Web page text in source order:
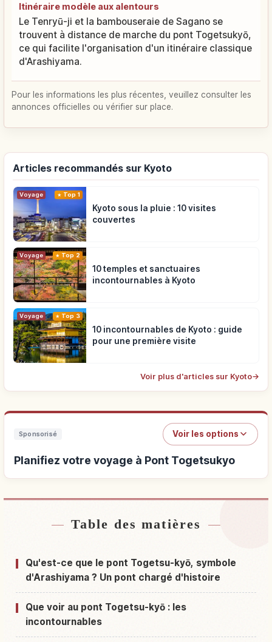
Itinéraire modèle aux alentours
Le Tenryū-ji et la bambouseraie de Sagano se
trouvent à distance de marche du pont Togetsukyō,
ce qui facilite l'organisation d'un itinéraire classique
d'Arashiyama.
Pour les informations les plus récentes, veuillez consulter les
annonces officielles ou vérifier sur place.
Articles recommandés sur Kyoto
Voyage Top 1
Kyoto sous la pluie : 10 visites
couvertes
Voyage Top 2
10 temples et sanctuaires
incontournables à Kyoto
Voyage Top 3
10 incontournables de Kyoto : guide
pour une première visite
Voir plus d'articles sur Kyoto→
Sponsorisé Voir les options
Planifiez votre voyage à Pont Togetsukyo
Hébergements près de Pont Togetsukyo
Activités à Pont Togetsukyo ↗
Table des matières
Qu'est-ce que le pont Togetsu-kyō, symbole
d'Arashiyama ? Un pont chargé d'histoire
Que voir au pont Togetsu-kyō : les
incontournables